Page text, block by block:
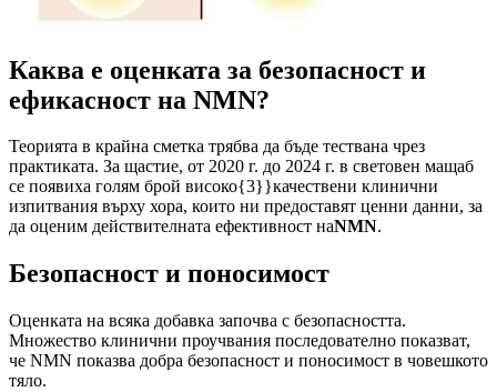
Каква е оценката за безопасност и
ефикасност на NMN?
Теорията в крайна сметка трябва да бъде тествана чрез
практиката. За щастие, от 2020 г. до 2024 г. в световен мащаб
се появиха голям брой високо{3}}качествени клинични
изпитвания върху хора, които ни предоставят ценни данни, за
да оценим действителната ефективност наNMN.
Безопасност и поносимост
Оценката на всяка добавка започва с безопасността.
Множество клинични проучвания последователно показват,
че NMN показва добра безопасност и поносимост в човешкото
тяло.